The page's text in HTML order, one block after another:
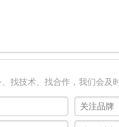
找技术、找合作，我们会及